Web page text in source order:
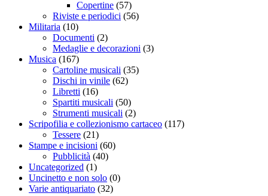
Copertine (57)
Riviste e periodici (56)
Militaria (10)
Documenti (2)
Medaglie e decorazioni (3)
Musica (167)
Cartoline musicali (35)
Dischi in vinile (62)
Libretti (16)
Spartiti musicali (50)
Strumenti musicali (2)
Scripofilia e collezionismo cartaceo (117)
Tessere (21)
Stampe e incisioni (60)
Pubblicità (40)
Uncategorized (1)
Uncinetto e non solo (0)
Varie antiquariato (32)